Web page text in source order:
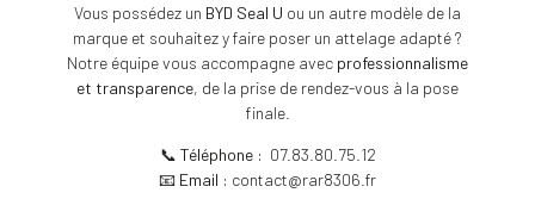
Vous possédez un BYD Seal U ou un autre modèle de la
marque et souhaitez y faire poser un attelage adapté ?
Notre équipe vous accompagne avec professionnalisme
et transparence, de la prise de rendez-vous à la pose
finale.
📞 Téléphone : 07.83.80.75.12
📧 Email : contact@rar8306.fr